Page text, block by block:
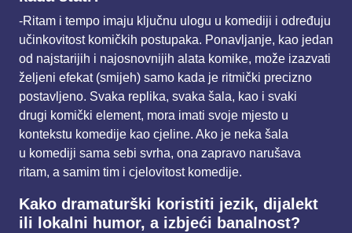
-Ritam i tempo imaju ključnu ulogu u komediji i određuju
učinkovitost komičkih postupaka. Ponavljanje, kao jedan
od najstarijih i najosnovnijih alata komike, može izazvati
željeni efekat (smijeh) samo kada je ritmički precizno
postavljeno. Svaka replika, svaka šala, kao i svaki
drugi komički element, mora imati svoje mjesto u
kontekstu komedije kao cjeline. Ako je neka šala
u komediji sama sebi svrha, ona zapravo narušava
ritam, a samim tim i cjelovitost komedije.
Kako dramaturški koristiti jezik, dijalekt
ili lokalni humor, a izbjeći banalnost?